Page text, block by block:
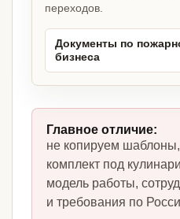
переходов.
Документы по
бизнеса
Главное отличие:
не копируем
комплект под
модель работы,
и требования по